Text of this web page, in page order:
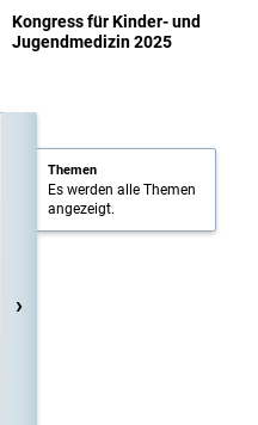
Kongress für Kinder- und
Jugendmedizin 2025
›
Themen
Es werden alle Themen
angezeigt.